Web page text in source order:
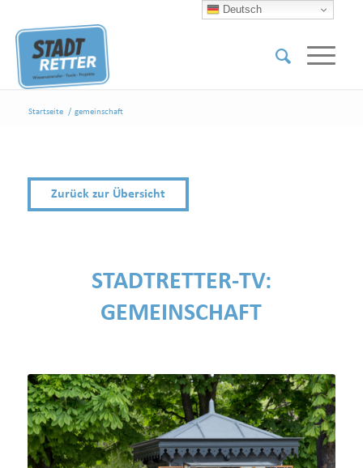
Startseite / gemeinschaft
Zurück zur Übersicht
STADTRETTER-TV:
GEMEINSCHAFT
Deutsch